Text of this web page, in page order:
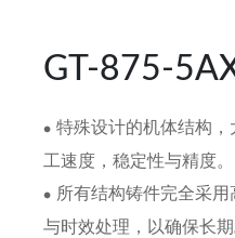
GT-875-
特殊设计的机体结构
工速度，稳定性与精度。
所有结构铸件完全采
与时效处理，以确保长期